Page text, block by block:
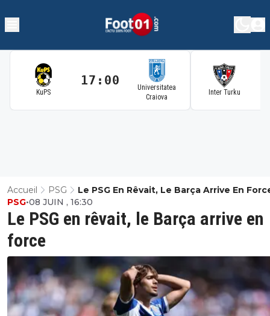
KuPS
17:00
Universitatea
Craiova
Inter Turku
Accueil PSG Le PSG En Rêvait, Le Barça Arrive En
Le PSG en rêvait, le Barça arrive en
force
PSG•08 JUIN , 16:30